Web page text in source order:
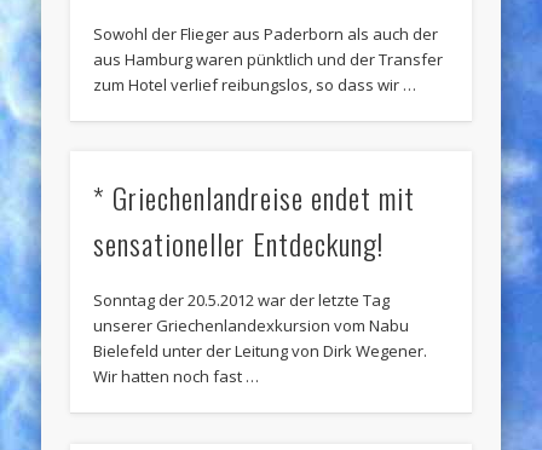
Sowohl der Flieger aus Paderborn als auch der
aus Hamburg waren pünktlich und der Transfer
zum Hotel verlief reibungslos, so dass wir …
* Griechenlandreise endet mit
sensationeller Entdeckung!
Sonntag der 20.5.2012 war der letzte Tag
unserer Griechenlandexkursion vom Nabu
Bielefeld unter der Leitung von Dirk Wegener.
Wir hatten noch fast …